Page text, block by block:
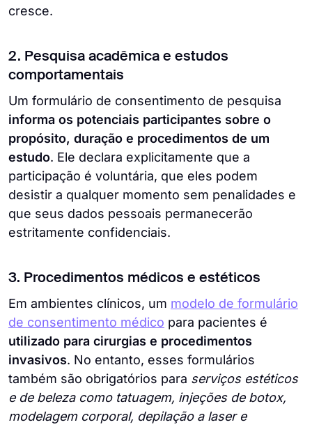
cresce.
2. Pesquisa acadêmica e estudos
comportamentais
Um formulário de consentimento de pesquisa
informa os potenciais participantes sobre o
propósito, duração e procedimentos de um
estudo. Ele declara explicitamente que a
participação é voluntária, que eles podem
desistir a qualquer momento sem penalidades e
que seus dados pessoais permanecerão
estritamente confidenciais.
3. Procedimentos médicos e estéticos
Em ambientes clínicos, um modelo de formulário
de consentimento médico para pacientes é
utilizado para cirurgias e procedimentos
invasivos. No entanto, esses formulários
também são obrigatórios para serviços estéticos
e de beleza como tatuagem, injeções de botox,
modelagem corporal, depilação a laser e